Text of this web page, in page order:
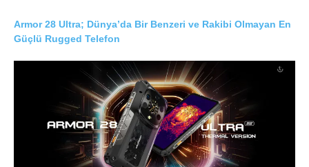
Armor 28 Ultra; Dünya’da Bir Benzeri ve Rakibi Olmayan En
Güçlü Rugged Telefon